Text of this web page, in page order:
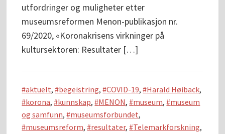
utfordringer og muligheter etter
museumsreformen Menon-publikasjon nr.
69/2020, «Koronakrisens virkninger på
kultursektoren: Resultater […]
aktuelt, begeistring, COVID-19, Harald Høiback,
korona, kunnskap, MENON, museum, museum
og samfunn, museumsforbundet,
museumsreform, resultater, Telemarkforskning,